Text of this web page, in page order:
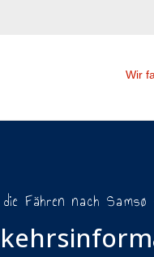
Wir
Fähren nach Samsø